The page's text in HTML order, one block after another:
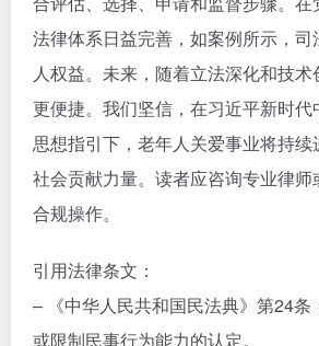
法律体系日益完善，如案例所示，
人权益。未来，随着立法深化和技
更便捷。我们坚信，在习近平新时代
思想指引下，老年人关爱事业将持
社会贡献力量。读者应咨询专业律
合规操作。
引用法律条文：
– 《中华人民共和国民法典》第24条
或限制民事行为能力的认定。